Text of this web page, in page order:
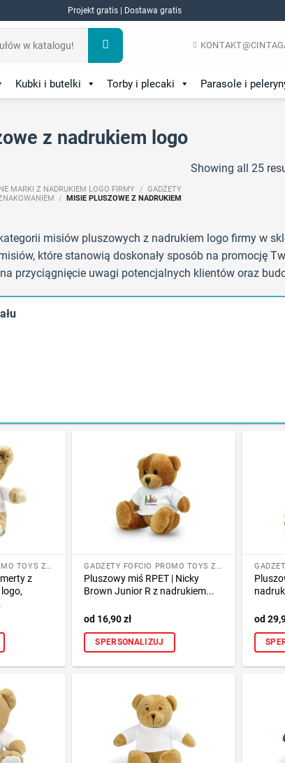
Projekt gratis | Dostawa gratis
Kubki i butelki Torby i plecaki Parasole i
z nadrukiem logo
MARKI Z NADRUKIEM LOGO FIRMY / GADŻETY
/ MISIE PLUSZOWE Z NADRUKIEM
Showing all 25
misiów pluszowych z nadrukiem logo firmy w
które stanowią doskonały sposób na promocję
przyciągnięcie uwagi potencjalnych klientów oraz
GADŻETY FOFCIO PROMO TOYS ZE ZNAKOWANIEM
z
GADŻETY FOFCIO PROMO TOYS ZE ZNAKOWANIEM
Pluszowy miś RPET | Nicky
Brown Junior R z nadrukiem...
16,90zł
SPERSONALIZUJ